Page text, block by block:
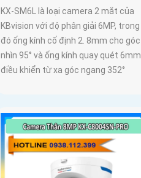
KX-SM6L là loại camera 2 mắt của
KBvision với độ phân giải 6MP, trong
đó ống kính cố định 2. 8mm cho góc
nhìn 95° và ống kính quay quét 6mm
điều khiển từ xa góc ngang 352°